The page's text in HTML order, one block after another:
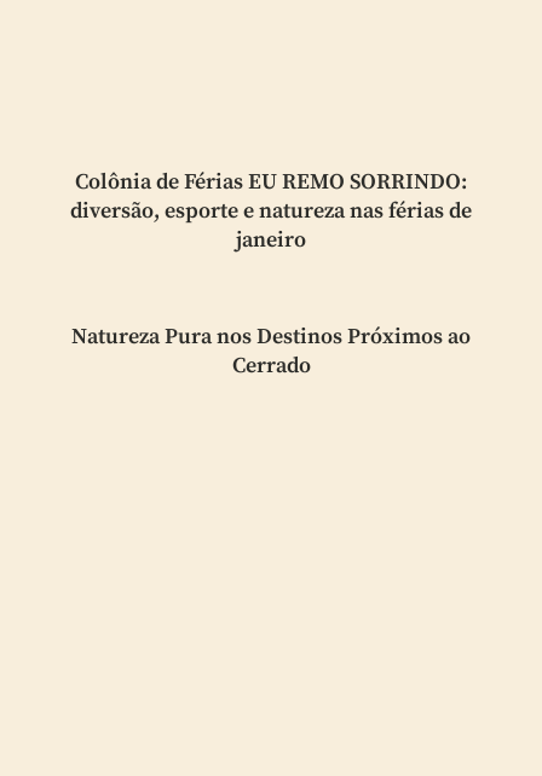
Colônia de Férias EU REMO SORRINDO:
diversão, esporte e natureza nas férias de
janeiro
Natureza Pura nos Destinos Próximos ao
Cerrado